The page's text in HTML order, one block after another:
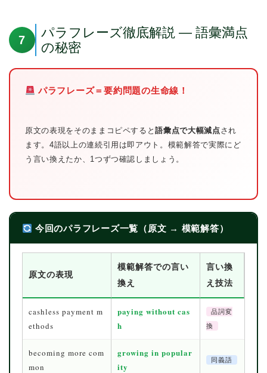
7
パラフレーズ徹底解説 — 語彙満点
の秘密
パラフレーズ＝要約問題の生命線！
原文の表現をそのままコピペすると語彙点で大幅減点され
ます。4語以上の連続引用は即アウト。模範解答で実際にど
う言い換えたか、1つずつ確認しましょう。
今回のパラフレーズ一覧（原文 → 模範解答）
原文の表現
模範解答での言い
換え
言い換
え技法
cashless payment m
ethods
paying without cas
h
品詞変
換
becoming more com
mon
growing in popular
ity
同義語